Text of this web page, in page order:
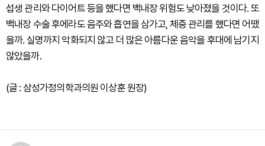
섭생 관리와 다이어트 등을 했다면 백내장 위험도 낮아졌을 것이다. 또
백내장 수술 후에라도 음주와 흡연을 삼가고, 체중 관리를 했다면 어땠
을까. 실명까지 악화되지 않고 더 많은 아름다운 음악을 후대에 남기지
않았을까.
(글 : 삼성가정의학과의원 이상훈 원장)